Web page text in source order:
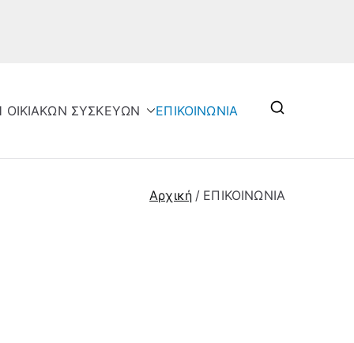
ΟΙΚΙΑΚΩΝ ΣΥΣΚΕΥΩΝ ΕΠΙΚΟΙΝΩΝΙΑ
Αρχική ΕΠΙΚΟΙΝΩΝΙΑ